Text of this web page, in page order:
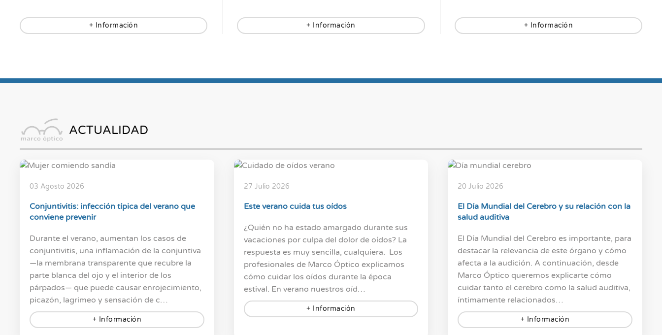
+ Información + Información + Información
ACTUALIDAD
03 Agosto 2026
Conjuntivitis: infección típica del verano que
conviene prevenir
Durante el verano, aumentan los casos de
conjuntivitis, una inflamación de la conjuntiva
—la membrana transparente que recubre la
parte blanca del ojo y el interior de los
párpados— que puede causar enrojecimiento,
picazón, lagrimeo y sensación de c…
+ Información
27 Julio 2026
Este verano cuida tus oídos
¿Quién no ha estado amargado durante sus
vacaciones por culpa del dolor de oídos? La
respuesta es muy sencilla, cualquiera. Los
profesionales de Marco Óptico explicamos
cómo cuidar los oídos durante la época
estival. En verano nuestros oíd…
+ Información
20 Julio 2026
El Día Mundial del Cerebro y su relación con la
salud auditiva
El Día Mundial del Cerebro es importante, para
destacar la relevancia de este órgano y cómo
afecta a la audición. A continuación, desde
Marco Óptico queremos explicarte cómo
cuidar tanto el cerebro como la salud auditiva,
íntimamente relacionados…
+ Información